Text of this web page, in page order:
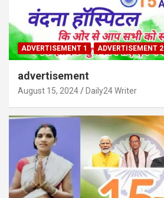
ADVERTISEMENT 1 ADVERTISEMENT 2
advertisement
August 15, 2024 Daily24 Writer